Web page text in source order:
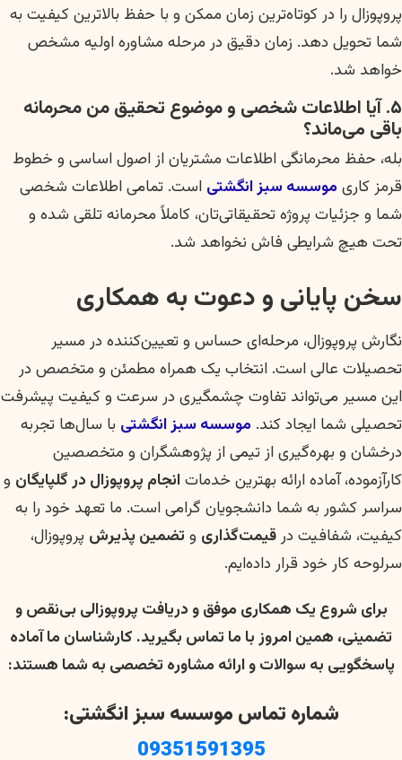
پروپوزال را در کوتاه‌ترین زمان ممکن و با حفظ بالاترین کیفیت به
شما تحویل دهد. زمان دقیق در مرحله مشاوره اولیه مشخص
خواهد شد.
۵. آیا اطلاعات شخصی و موضوع تحقیق من محرمانه
باقی می‌ماند؟
بله، حفظ محرمانگی اطلاعات مشتریان از اصول اساسی و خطوط
قرمز کاری موسسه سبز انگشتی است. تمامی اطلاعات شخصی
شما و جزئیات پروژه تحقیقاتی‌تان، کاملاً محرمانه تلقی شده و
تحت هیچ شرایطی فاش نخواهد شد.
سخن پایانی و دعوت به همکاری
نگارش پروپوزال، مرحله‌ای حساس و تعیین‌کننده در مسیر
تحصیلات عالی است. انتخاب یک همراه مطمئن و متخصص در
این مسیر می‌تواند تفاوت چشمگیری در سرعت و کیفیت پیشرفت
تحصیلی شما ایجاد کند. موسسه سبز انگشتی با سال‌ها تجربه
درخشان و بهره‌گیری از تیمی از پژوهشگران و متخصصین
کارآزموده، آماده ارائه بهترین خدمات انجام پروپوزال در گلپایگان و
سراسر کشور به شما دانشجویان گرامی است. ما تعهد خود را به
کیفیت، شفافیت در قیمت‌گذاری و تضمین پذیرش پروپوزال،
سرلوحه کار خود قرار داده‌ایم.
برای شروع یک همکاری موفق و دریافت پروپوزالی بی‌نقص و
تضمینی، همین امروز با ما تماس بگیرید. کارشناسان ما آماده
پاسخگویی به سوالات و ارائه مشاوره تخصصی به شما هستند:
شماره تماس موسسه سبز انگشتی:
09351591395